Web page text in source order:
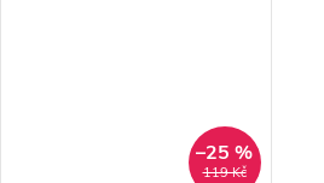
119 Kč
–25 %